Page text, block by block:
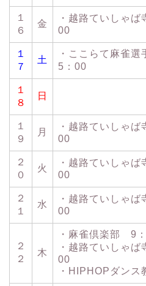
１
６
金
・越路ていしゃ
00
１
７
土
・ここらて麻雀
5：00
１
８
日
１
９
月
・越路ていしゃ
00
２
０
火
・越路ていしゃ
00
２
１
水
・越路ていしゃ
00
２
２
木
・麻雀倶楽部 9
・越路ていしゃ
00
・HIPHOPダン